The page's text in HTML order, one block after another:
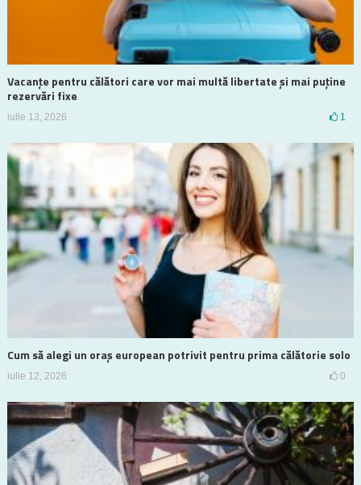
Vacanțe pentru călători care vor mai multă libertate și mai puține
rezervări fixe
iulie 13, 2026 1
Cum să alegi un oraș european potrivit pentru prima călătorie solo
iulie 12, 2026 0